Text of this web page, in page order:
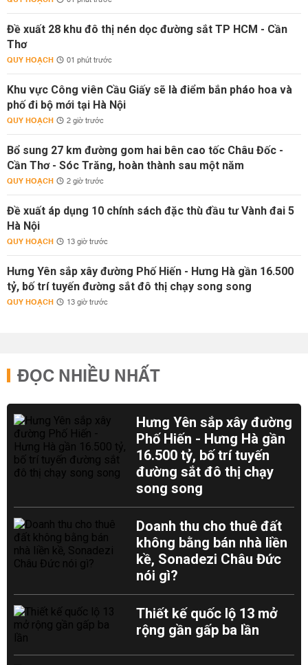
Đề xuất 28 khu đô thị nén dọc đường sắt TP HCM - Cần
Thơ
QUY HOẠCH 01 phút trước
Khu vực Công viên Cầu Giấy sẽ là điểm bắn pháo hoa và
phố đi bộ mới tại Hà Nội
QUY HOẠCH 2 giờ trước
Bổ sung 27 km đường gom hai bên cao tốc Châu Đốc -
Cần Thơ - Sóc Trăng, hoàn thành sau một năm
QUY HOẠCH 2 giờ trước
Đề xuất áp dụng 10 chính sách đặc thù đầu tư Vành đai 5
Hà Nội
QUY HOẠCH 13 giờ trước
Hưng Yên sắp xây đường Phố Hiến - Hưng Hà gần 16.500
tỷ, bố trí tuyến đường sắt đô thị chạy song song
QUY HOẠCH 13 giờ trước
ĐỌC NHIỀU NHẤT
Hưng Yên sắp xây đường
Phố Hiến - Hưng Hà gần
16.500 tỷ, bố trí tuyến
đường sắt đô thị chạy
song song
Doanh thu cho thuê đất
không bằng bán nhà liền
kề, Sonadezi Châu Đức
nói gì?
Thiết kế quốc lộ 13 mở
rộng gần gấp ba lần